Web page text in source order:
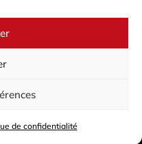
de confidentialité